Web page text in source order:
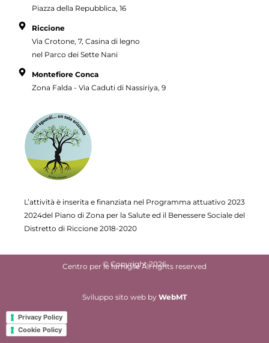
Piazza della Repubblica, 16
Riccione
Via Crotone, 7, Casina di legno
nel Parco dei Sette Nani
Montefiore Conca
Zona Falda - Via Caduti di Nassiriya, 9
L’attività è inserita e finanziata nel Programma attuativo 2023
2024del Piano di Zona per la Salute ed il Benessere Sociale del
Distretto di Riccione 2018-2020
© Copyright 2026
Centro per le famiglie All rights reserved
Sviluppo sito web by WebMT
Privacy Policy
Cookie Policy